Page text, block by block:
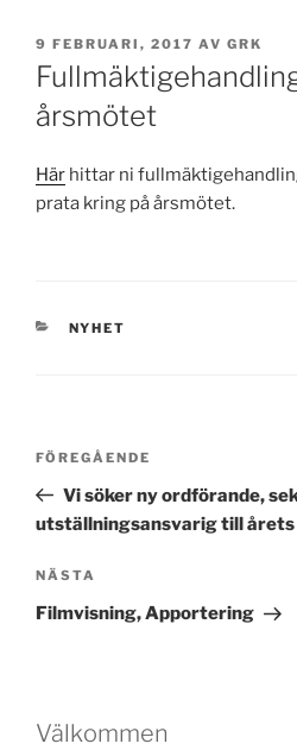
PUBLICERAT
9 FEBRUARI, 2017 AV GRK
årsmötet
Här hittar ni
prata kring på årsmötet.
KATEGORIER
NYHET
Inläggsnavigering
Föregående
inlägg
FÖREGÅENDE
Vi söker ny ordförande,
utställningsansvarig till
Nästa
inlägg
NÄSTA
Filmvisning, Apportering
Välkommen